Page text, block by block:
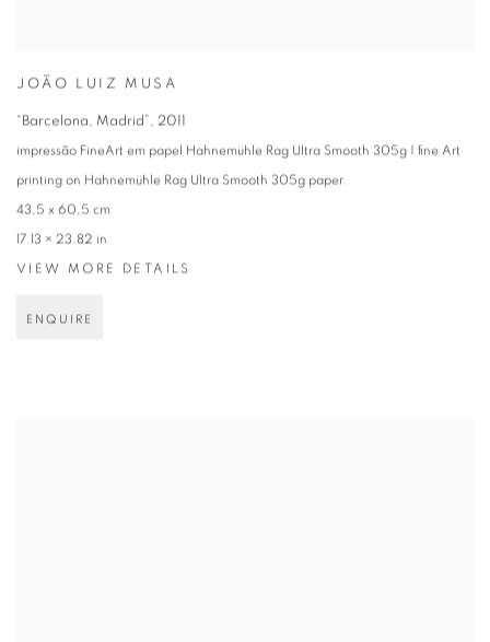
JOÃO LUIZ MUSA
“Barcelona, Madrid”, 2011
impressão FineArt em papel Hahnemühle Rag Ultra Smooth 305g | fine Art
printing on Hahnemühle Rag Ultra Smooth 305g paper.
43,5 x 60,5 cm
17.13 × 23.82 in
VIEW MORE DETAILS
ENQUIRE